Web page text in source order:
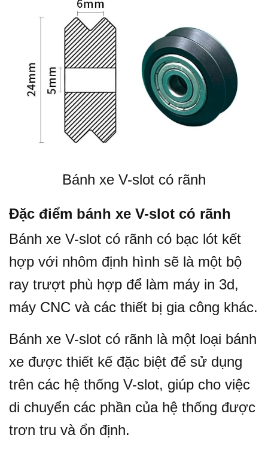
Bánh xe V-slot có rãnh
Đặc điểm bánh xe V-slot có rãnh
Bánh xe V-slot có rãnh có bạc lót kết
hợp với nhôm định hình sẽ là một bộ
ray trượt phù hợp để làm máy in 3d,
máy CNC và các thiết bị gia công khác.
Bánh xe V-slot có rãnh là một loại bánh
xe được thiết kế đặc biệt để sử dụng
trên các hệ thống V-slot, giúp cho việc
di chuyển các phần của hệ thống được
trơn tru và ổn định.